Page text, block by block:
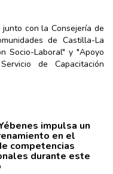
con la Consejería de
de Castilla-La
Socio-Laboral" y "Apoyo
de Capacitación
impulsa un
en el
competencias
durante este